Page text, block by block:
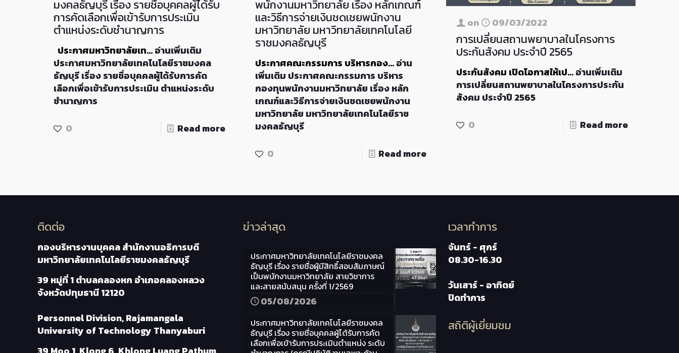
มงคลธัญบุรี เรื่อง รายชื่อบุคคลผู้ได้รับ
การคัดเลือกเพื่อเข้ารับการประเมิน
ตำแหน่งระดับชำนาญการ
ประกาศมหาวิทยาลัยเท…อ่านเพิ่มเติม
ประกาศมหาวิทยาลัยเทคโนโลยีราชมงคล
ธัญบุรี เรื่อง รายชื่อบุคคลผู้ได้รับการคัด
เลือกเพื่อเข้ารับการประเมิน ตำแหน่งระดับ
ชำนาญการ
0
Read more
พนักงานมหาวิทยาลัย เรื่อง หลักเกณฑ์
และวิธีการจ่ายเงินชดเชยพนักงาน
มหาวิทยาลัย มหาวิทยาลัยเทคโนโลยี
ราชมงคลธัญบุรี
ประกาศคณะกรรมการ บริหารกอง…อ่าน
เพิ่มเติม ประกาศคณะกรรมการ บริหาร
กองทุนพนักงานมหาวิทยาลัย เรื่อง หลัก
เกณฑ์และวิธีการจ่ายเงินชดเชยพนักงาน
มหาวิทยาลัย มหาวิทยาลัยเทคโนโลยีราช
มงคลธัญบุรี
0
Read more
on 09/03/2022
การเปลี่ยนสถานพยาบาลในโครงการ
ประกันสังคม ประจำปี 2565
ประกันสังคม เปิดโอกาสให้เป…อ่านเพิ่มเติม
การเปลี่ยนสถานพยาบาลในโครงการประกัน
สังคม ประจำปี 2565
0
Read more
ติดต่อ
กองบริหารงานบุคคล สำนักงานอธิการบดี
มหาวิทยาลัยเทคโนโลยีราชมงคลธัญบุรี
39 หมู่ที่ 1 ตำบลคลองหก อำเภอคลองหลวง
จังหวัดปทุมธานี 12120
Personnel Division, Rajamangala
University of Technology Thanyaburi
ข่าวล่าสุด
ประกาศมหาวิทยาลัยเทคโนโลยีราชมงคล
ธัญบุรี เรื่อง รายชื่อผู้มีสิทธิ์สอบสัมภาษณ์
เป็นพนักงานมหาวิทยาลัย สายวิชาการ
และสายสนับสนุน ครั้งที่ 1/2569
05/08/2026
ประกาศมหาวิทยาลัยเทคโนโลยีราชมงคล
ธัญบุรี เรื่อง รายชื่อบุคคลผู้ได้รับการคัด
เลือกเพื่อเข้ารับการประเมินตำแหน่ง ระดับ
เวลาทำการ
จันทร์ - ศุกร์
08.30-16.30
วันเสาร์ - อาทิตย์
ปิดทำการ
สถิติผู้เยี่ยมชม